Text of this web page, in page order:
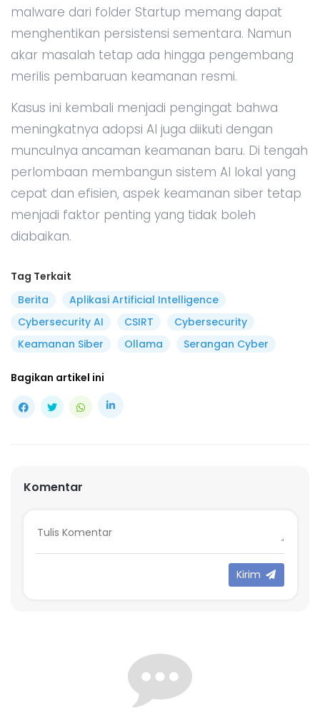
malware dari folder Startup memang dapat
menghentikan persistensi sementara. Namun
akar masalah tetap ada hingga pengembang
merilis pembaruan keamanan resmi.
Kasus ini kembali menjadi pengingat bahwa
meningkatnya adopsi AI juga diikuti dengan
munculnya ancaman keamanan baru. Di tengah
perlombaan membangun sistem AI lokal yang
cepat dan efisien, aspek keamanan siber tetap
menjadi faktor penting yang tidak boleh
diabaikan.
Tag Terkait
Berita
Aplikasi Artificial Intelligence
Cybersecurity AI
CSIRT
Cybersecurity
Keamanan Siber
Ollama Serangan Cyber
Bagikan artikel ini
Komentar
Kirim